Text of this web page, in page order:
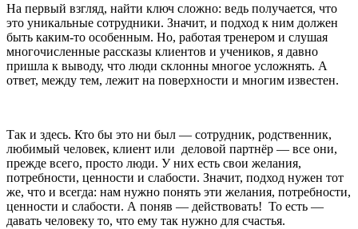
На первый взгляд, найти ключ сложно: ведь получается, что
это уникальные сотрудники. Значит, и подход к ним должен
быть каким-то особенным. Но, работая тренером и слушая
многочисленные рассказы клиентов и учеников, я давно
пришла к выводу, что люди склонны многое усложнять. А
ответ, между тем, лежит на поверхности и многим известен.
Так и здесь. Кто бы это ни был — сотрудник, родственник,
любимый человек, клиент или деловой партнёр — все они,
прежде всего, просто люди. У них есть свои желания,
потребности, ценности и слабости. Значит, подход нужен тот
же, что и всегда: нам нужно понять эти желания, потребности,
ценности и слабости. А поняв — действовать! То есть —
давать человеку то, что ему так нужно для счастья.